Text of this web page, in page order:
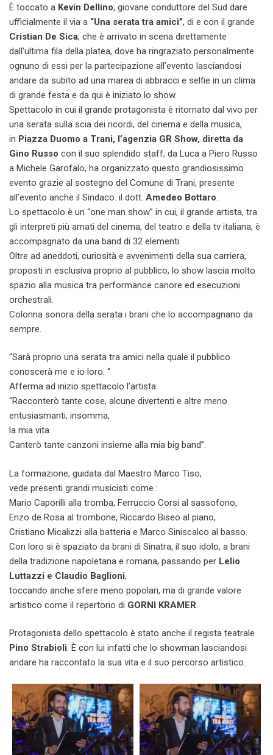
È toccato a Kevin Dellino, giovane conduttore del Sud dare
ufficialmente il via a “Una serata tra amici”, di e con il grande
Cristian De Sica, che è arrivato in scena direttamente
dall’ultima fila della platea, dove ha ringraziato personalmente
ognuno di essi per la partecipazione all’evento lasciandosi
andare da subito ad una marea di abbracci e selfie in un clima
di grande festa e da qui è iniziato lo show.
Spettacolo in cui il grande protagonista è ritornato dal vivo per
una serata sulla scia dei ricordi, del cinema e della musica,
in Piazza Duomo a Trani, l’agenzia GR Show, diretta da
Gino Russo con il suo splendido staff, da Luca a Piero Russo
a Michele Garofalo, ha organizzato questo grandiosissimo
evento grazie al sostegno del Comune di Trani, presente
all’evento anche il Sindaco. il dott. Amedeo Bottaro.
Lo spettacolo è un “one man show” in cui, il grande artista, tra
gli interpreti più amati del cinema, del teatro e della tv italiana, è
accompagnato da una band di 32 elementi.
Oltre ad aneddoti, curiosità e avvenimenti della sua carriera,
proposti in esclusiva proprio al pubblico, lo show lascia molto
spazio alla musica tra performance canore ed esecuzioni
orchestrali.
Colonna sonora della serata i brani che lo accompagnano da
sempre.
“Sarà proprio una serata tra amici nella quale il pubblico
conoscerà me e io loro. “
Afferma ad inizio spettacolo l’artista:
“Racconterò tante cose, alcune divertenti e altre meno
entusiasmanti, insomma,
la mia vita.
Canterò tante canzoni insieme alla mia big band”.
La formazione, guidata dal Maestro Marco Tiso,
vede presenti grandi musicisti come :
Mario Caporilli alla tromba, Ferruccio Corsi al sassofono,
Enzo de Rosa al trombone, Riccardo Biseo al piano,
Cristiano Micalizzi alla batteria e Marco Siniscalco al basso.
Con loro si è spaziato da brani di Sinatra, il suo idolo, a brani
della tradizione napoletana e romana, passando per Lelio
Luttazzi e Claudio Baglioni,
toccando anche sfere meno popolari, ma di grande valore
artistico come il repertorio di GORNI KRAMER.
Protagonista dello spettacolo è stato anche il regista teatrale
Pino Strabioli. È con lui infatti che lo showman lasciandosi
andare ha raccontato la sua vita e il suo percorso artistico.